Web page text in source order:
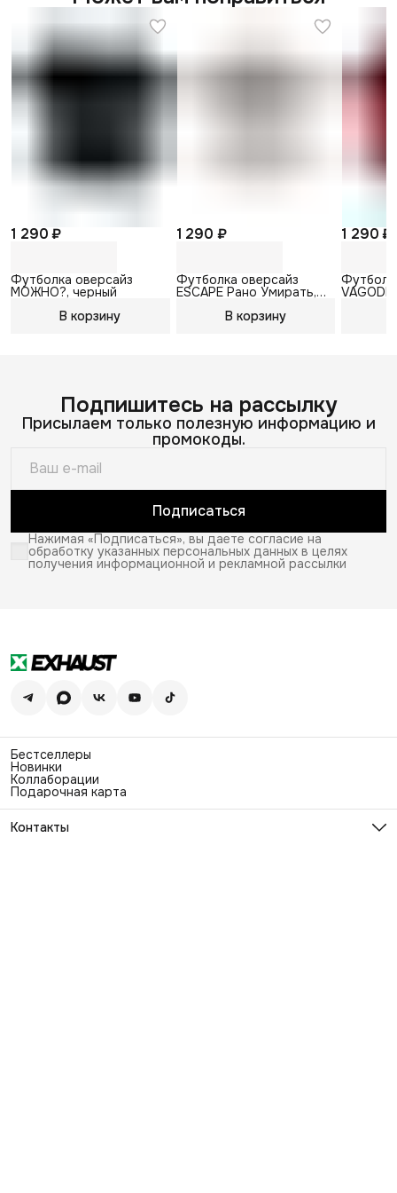
1 290 ₽
Футболка оверсайз
МОЖНО?, черный
В корзину
1 290 ₽
Футболка оверсайз
ESCAPE Рано Умирать,
В корзину
1 290 ₽
Подпишитесь на рассылку
Присылаем только полезную информацию и
промокоды.
Подписаться
Нажимая «Подписаться», вы даете согласие на
обработку указанных персональных данных в целях
получения информационной и рекламной рассылки
Бестселлеры
Новинки
Коллаборации
Подарочная карта
Контакты